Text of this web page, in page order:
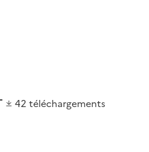
42 téléchargements